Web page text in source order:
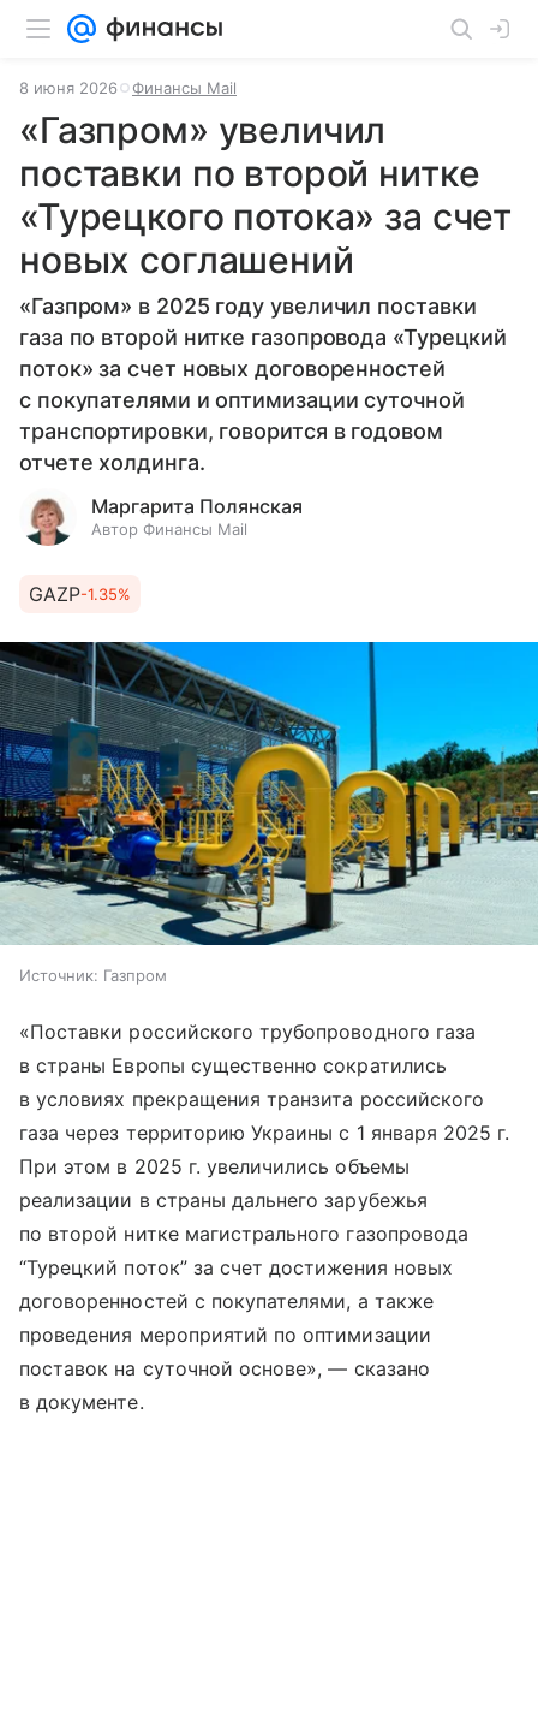
8 июня 2026 Финансы Mail
«Газпром» увеличил
поставки по второй нитке
«Турецкого потока» за счет
новых соглашений
«Газпром» в 2025 году увеличил поставки
газа по второй нитке газопровода «Турецкий
поток» за счет новых договоренностей
с покупателями и оптимизации суточной
транспортировки, говорится в годовом
отчете холдинга.
Маргарита Полянская
Автор Финансы Mail
GAZP-1.35%
Источник: Газпром
«Поставки российского трубопроводного газа
в страны Европы существенно сократились
в условиях прекращения транзита российского
газа через территорию Украины с 1 января 2025 г.
При этом в 2025 г. увеличились объемы
реализации в страны дальнего зарубежья
по второй нитке магистрального газопровода
“Турецкий поток” за счет достижения новых
договоренностей с покупателями, а также
проведения мероприятий по оптимизации
поставок на суточной основе», — сказано
в документе.